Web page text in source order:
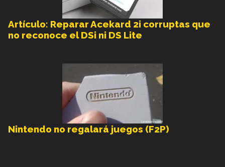
Artículo: Reparar Acekard 2i corruptas que
no reconoce el DSi ni DS Lite
Nintendo no regalará juegos (F2P)